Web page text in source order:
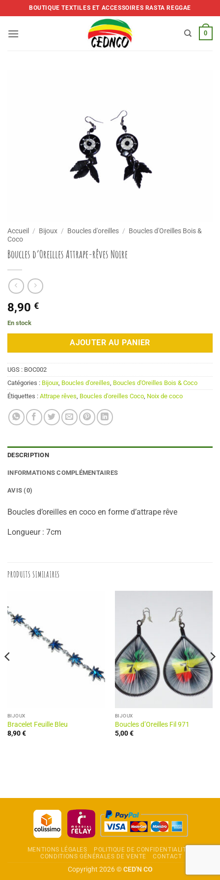
to
BOUTIQUE TEXTILES ET ACCESSOIRES RASTA REGGAE
0
Accueil / Bijoux / Boucles d'oreilles / Boucles d'Oreilles Bois &
Coco
Boucles d’Oreilles Attrape-rêves Noire
8,90 €
En stock
AJOUTER AU PANIER
UGS : BOC002
Catégories : Bijoux, Boucles d'oreilles, Boucles d'Oreilles Bois & Coco
Étiquettes : Attrape rêves, Boucles d'oreilles Coco, Noix de coco
DESCRIPTION
INFORMATIONS COMPLÉMENTAIRES
AVIS (0)
Boucles d’oreilles en coco en forme d’attrape rêve
Longueur : 7cm
PRODUITS SIMILAIRES
BIJOUX
Bracelet Feuille Bleu
8,90€
BIJOUX
Boucles d’Oreilles Fil 971
5,00€
MENTIONS LÉGALES
POLITIQUE DE CONFIDENTIALITÉ
CONDITIONS GÉNÉRALES DE VENTE
CONTACT
Copyright 2026 ©CED'N CO